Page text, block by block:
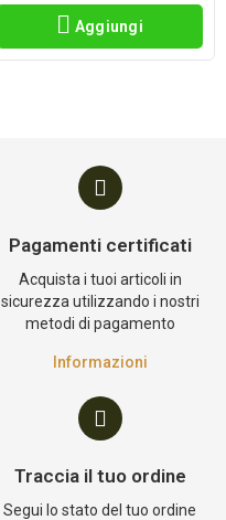
Aggiungi
Pagamenti certificati
Acquista i tuoi articoli in
sicurezza utilizzando i nostri
metodi di pagamento
Informazioni
Traccia il tuo ordine
Segui lo stato del tuo ordine